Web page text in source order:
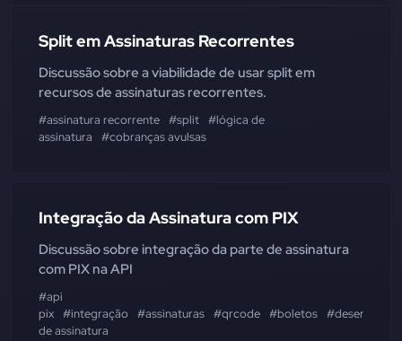
Split em Assinaturas Recorrentes
Discussão sobre a viabilidade de usar split em
recursos de assinaturas recorrentes.
#assinatura recorrente #split #lógica de
assinatura
#cobranças avulsas
Integração da Assinatura com PIX
Discussão sobre integração da parte de assinatura
com PIX na API
#api
pix #integração #assinaturas #qrcode #boletos
de assinatura